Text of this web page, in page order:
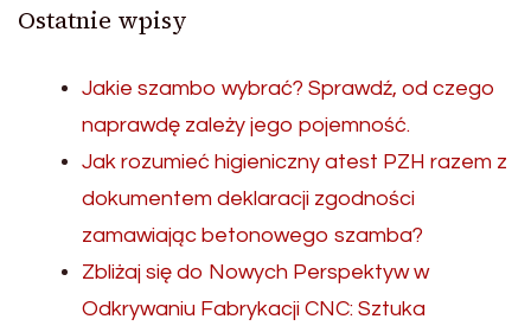
Ostatnie wpisy
Jakie szambo wybrać? Sprawdź, od czego
naprawdę zależy jego pojemność.
Jak rozumieć higieniczny atest PZH razem z
dokumentem deklaracji zgodności
zamawiając betonowego szamba?
Zbliżaj się do Nowych Perspektyw w
Odkrywaniu Fabrykacji CNC: Sztuka